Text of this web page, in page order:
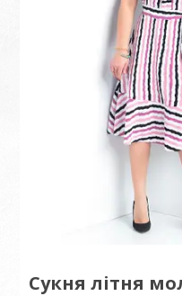
Сукня літня